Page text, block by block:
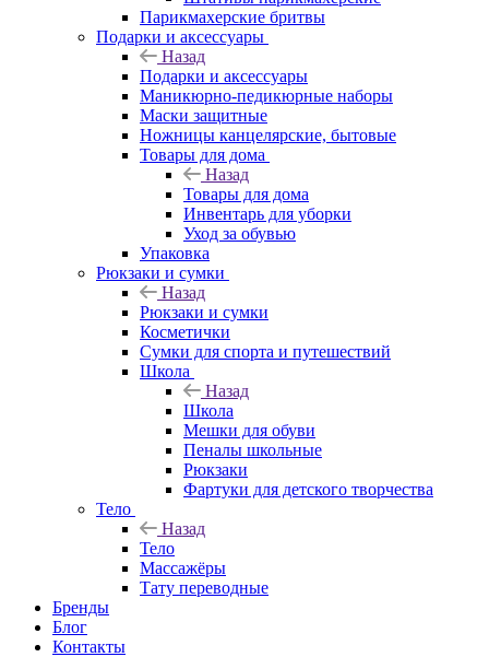
Парикмахерские бритвы
Подарки и аксессуары
Назад
Подарки и аксессуары
Маникюрно-педикюрные наборы
Маски защитные
Ножницы канцелярские, бытовые
Товары для дома
Назад
Товары для дома
Инвентарь для уборки
Уход за обувью
Упаковка
Рюкзаки и сумки
Назад
Рюкзаки и сумки
Косметички
Сумки для спорта и путешествий
Школа
Назад
Школа
Мешки для обуви
Пеналы школьные
Рюкзаки
Фартуки для детского творчества
Тело
Назад
Тело
Массажёры
Тату переводные
Бренды
Блог
Контакты